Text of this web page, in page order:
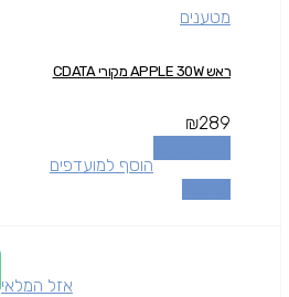
מטענים
ראש APPLE 30W מקורי CDATA
₪289
הוסף למועדפים
אזל המלאי